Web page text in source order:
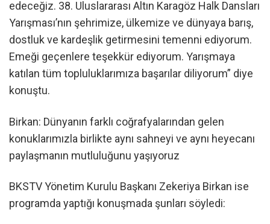
edeceğiz. 38. Uluslararası Altın Karagöz Halk Dansları
Yarışması’nın şehrimize, ülkemize ve dünyaya barış,
dostluk ve kardeşlik getirmesini temenni ediyorum.
Emeği geçenlere teşekkür ediyorum. Yarışmaya
katılan tüm topluluklarımıza başarılar diliyorum” diye
konuştu.
Birkan: Dünyanın farklı coğrafyalarından gelen
konuklarımızla birlikte aynı sahneyi ve aynı heyecanı
paylaşmanın mutluluğunu yaşıyoruz
BKSTV Yönetim Kurulu Başkanı Zekeriya Birkan ise
programda yaptığı konuşmada şunları söyledi: